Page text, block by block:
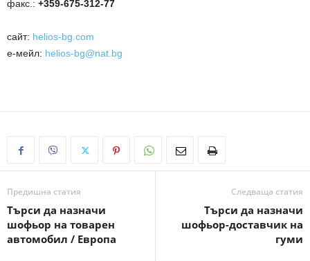
факс.: +359-675-312-77
сайт: helios-bg.com
е-мейл: helios-bg@nat.bg
Предишна статия
Търси да назначи
шофьор на товарен
автомобил / Европа
Следваща статия
Търси да назначи
шофьор-доставчик на
гуми